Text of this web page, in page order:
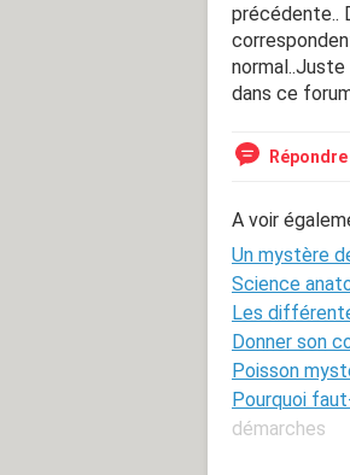
précédente..
normal..Juste
dans ce
Répondre
A voir
Un mystère
Science
Les
Donner son
Poisson
Pourquoi
démarches